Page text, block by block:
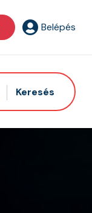
Belépés
Keresés